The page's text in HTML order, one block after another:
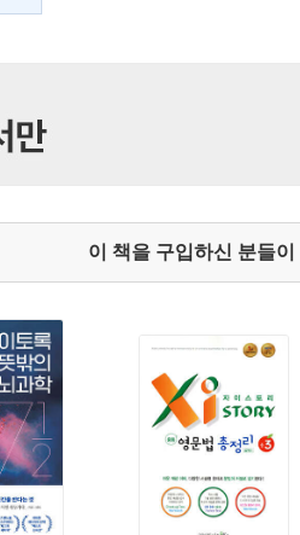
이 책을 구입하신 분들이